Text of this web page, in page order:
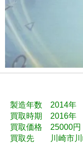
製造年数 2014年
買取時期 2016年
買取価格 25000円
買取先 川崎市川